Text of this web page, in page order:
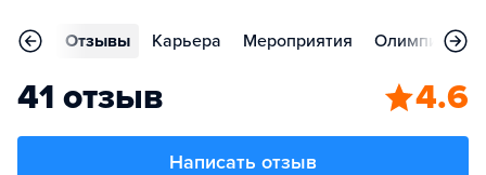
Отзывы Карьера Мероприятия Олимпиады
41 отзыв 4.6
Написать отзыв